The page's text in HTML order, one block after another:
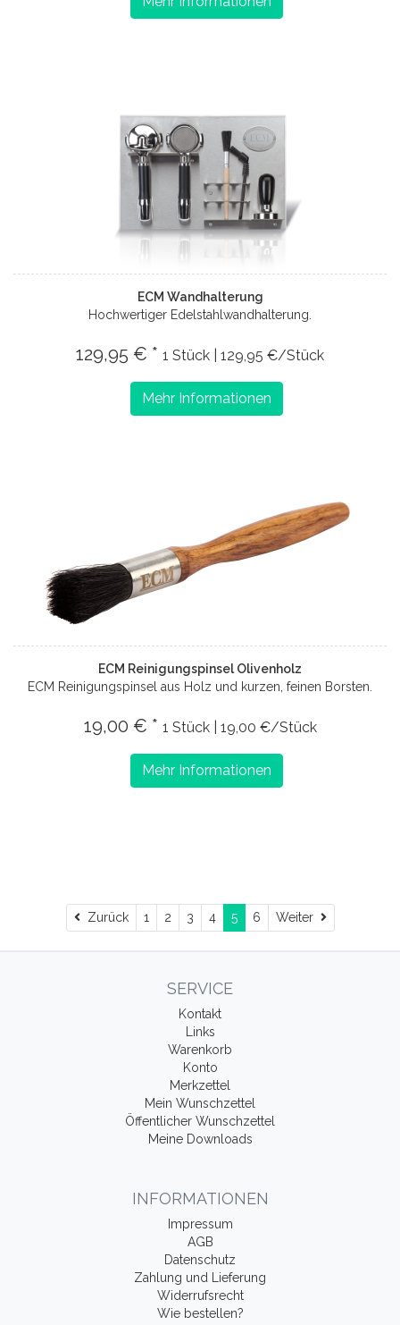
ECM Wandhalterung
Hochwertiger Edelstahlwandhalterung.
129,95 € * 1 Stück | 129,95 €/Stück
Mehr Informationen
ECM Reinigungspinsel Olivenholz
ECM Reinigungspinsel aus Holz und kurzen, feinen Borsten.
19,00 € * 1 Stück | 19,00 €/Stück
Mehr Informationen
ZurückZurück
1 2 3 4 5 6 Weiter Weiter
SERVICE
Kontakt
Links
Warenkorb
Konto
Merkzettel
Mein Wunschzettel
Öffentlicher Wunschzettel
Meine Downloads
INFORMATIONEN
Impressum
AGB
Datenschutz
Zahlung und Lieferung
Widerrufsrecht
Wie bestellen?